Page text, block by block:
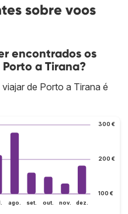
sobre voos
encontrados os
a Tirana?
de Porto a Tirana é
100 €
200 €
300 €
ago. set. out. nov. dez.